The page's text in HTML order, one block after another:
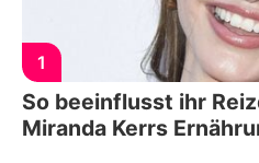
1
So beeinflusst ihr
Miranda Kerrs